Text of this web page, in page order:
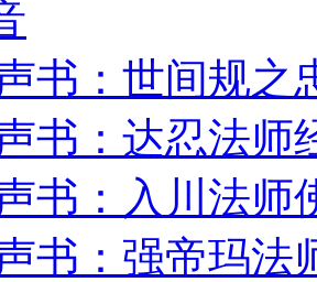
书：世间规
书：达忍法师
书：入川法师
书：强帝玛法